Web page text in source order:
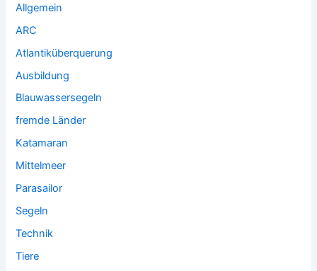
Allgemein
ARC
Atlantiküberquerung
Ausbildung
Blauwassersegeln
fremde Länder
Katamaran
Mittelmeer
Parasailor
Segeln
Technik
Tiere